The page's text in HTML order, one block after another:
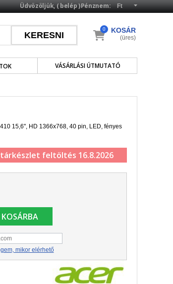
Pénznem:
Üdvözöljük, (belép)
VÁSÁRLÁSI ÚTMUTATÓ
KOSÁR
0
(üres)
15,6", HD 1366x768, 40 pin, LED, fényes
feltöltés 16.8.2026
mikor elérhető